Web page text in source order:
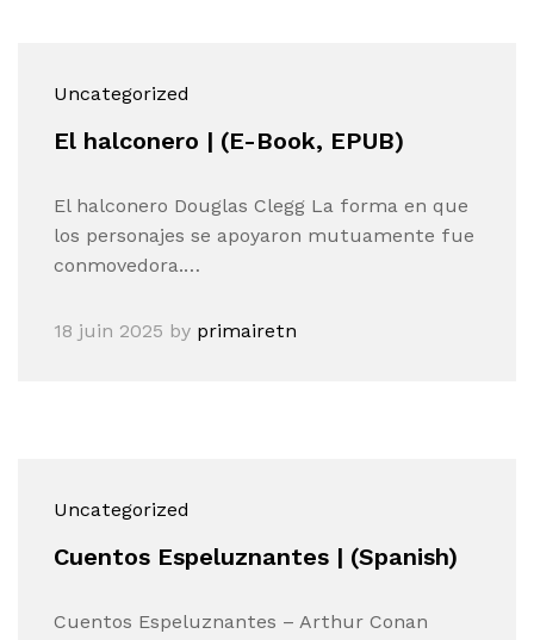
Uncategorized
El halconero | (E-Book, EPUB)
El halconero Douglas Clegg La forma en que
los personajes se apoyaron mutuamente fue
conmovedora.…
18 juin 2025 by primairetn
Uncategorized
Cuentos Espeluznantes | (Spanish)
Cuentos Espeluznantes – Arthur Conan